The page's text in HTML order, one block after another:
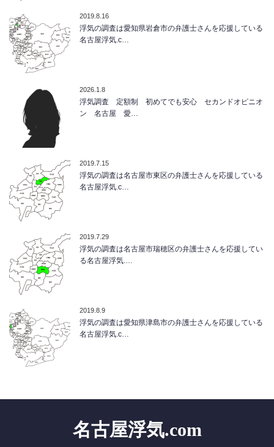
2019.8.16
浮気の調査は愛知県岩倉市の弁護士さんを応援している
名古屋浮気.c…
2026.1.8
浮気調査 定額制 初めてでも安心 セカンドオピニオ
ン 名古屋 愛…
2019.7.15
浮気の調査は名古屋市東区の弁護士さんを応援している
名古屋浮気.c…
2019.7.29
浮気の調査は名古屋市瑞穂区の弁護士さんを応援してい
る名古屋浮気.…
2019.8.9
浮気の調査は愛知県津島市の弁護士さんを応援している
名古屋浮気.c…
名古屋浮気.com